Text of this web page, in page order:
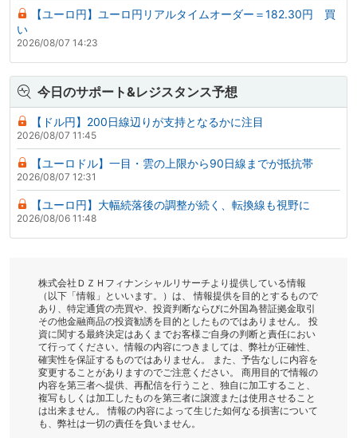
【ユーロ円】ユーロ円リアルタイムオーダー＝182.30円 買
い
2026/08/07 14:23
今日のサポート&レジスタンス予想
【ドル円】200日線辺りが支持となるかに注目
2026/08/07 11:45
【ユーロドル】一目・雲の上限から90日線までが抵抗帯
2026/08/07 12:31
【ユーロ円】大幅続落後の調整が続く、転換線も視野に
2026/08/06 11:48
株式会社ＤＺＨフィナンシャルリサーチより提供している情報
（以下「情報」といいます。）は、 情報提供を目的とするもので
あり、特定通貨の売買や、投資判断ならびに外国為替証拠金取引
その他金融商品の投資勧誘を目的としたものではありません。 投
資に関する最終決定はあくまでお客様ご自身の判断と責任におい
て行ってください。情報の内容につきましては、弊社が正確性、
確実性を保証するものではありません。 また、予告なしに内容を
変更することがありますのでご注意ください。 商用目的で情報の
内容を第三者へ提供、再配信を行うこと、独自に加工すること、
複写もしくは加工したものを第三者に譲渡または使用させること
は出来ません。 情報の内容によって生じた如何なる損害について
も、弊社は一切の責任を負いません。